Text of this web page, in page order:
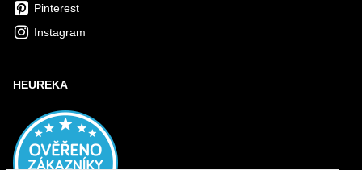
Pinterest
Instagram
HEUREKA